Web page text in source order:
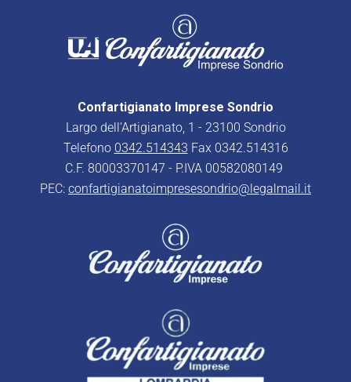
Confartigianato Imprese Sondrio
Largo dell’Artigianato, 1 - 23100 Sondrio
Telefono 0342.514343 Fax 0342.514316
C.F. 80003370147 - P.IVA 00582080149
PEC: confartigianatoimpresesondrio@legalmail.it